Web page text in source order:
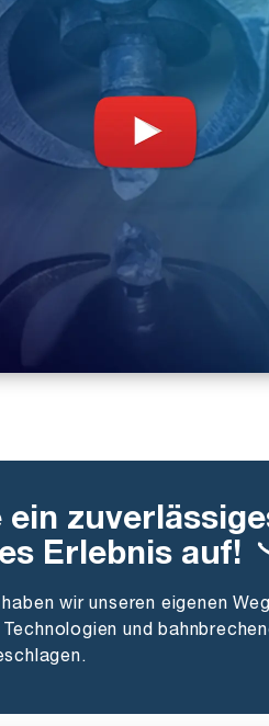
ein
Erlebnis auf!
wir unseren eigenen
und